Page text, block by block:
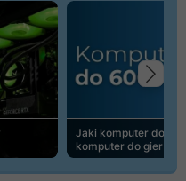
Jaki komputer do
komputer do gier |